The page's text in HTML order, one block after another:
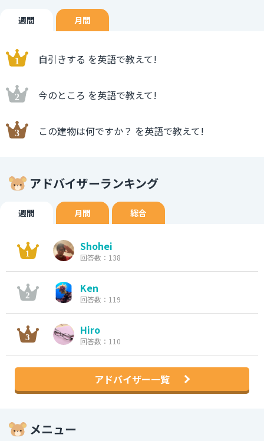
週間 月間
自引きする を英語で教えて!
今のところ を英語で教えて!
この建物は何ですか？ を英語で教えて!
アドバイザーランキング
週間 月間 総合
Shohei
回答数：138
Ken
回答数：119
Hiro
回答数：110
アドバイザー一覧
メニュー